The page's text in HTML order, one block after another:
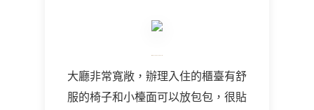
大廳非常寬敞，辦理入住的櫃臺有舒
服的椅子和小檯面可以放包包，很貼